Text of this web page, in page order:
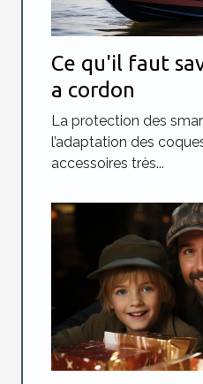
Ce qu'il faut
a cordon
La protection des
l’adaptation des
accessoires très...